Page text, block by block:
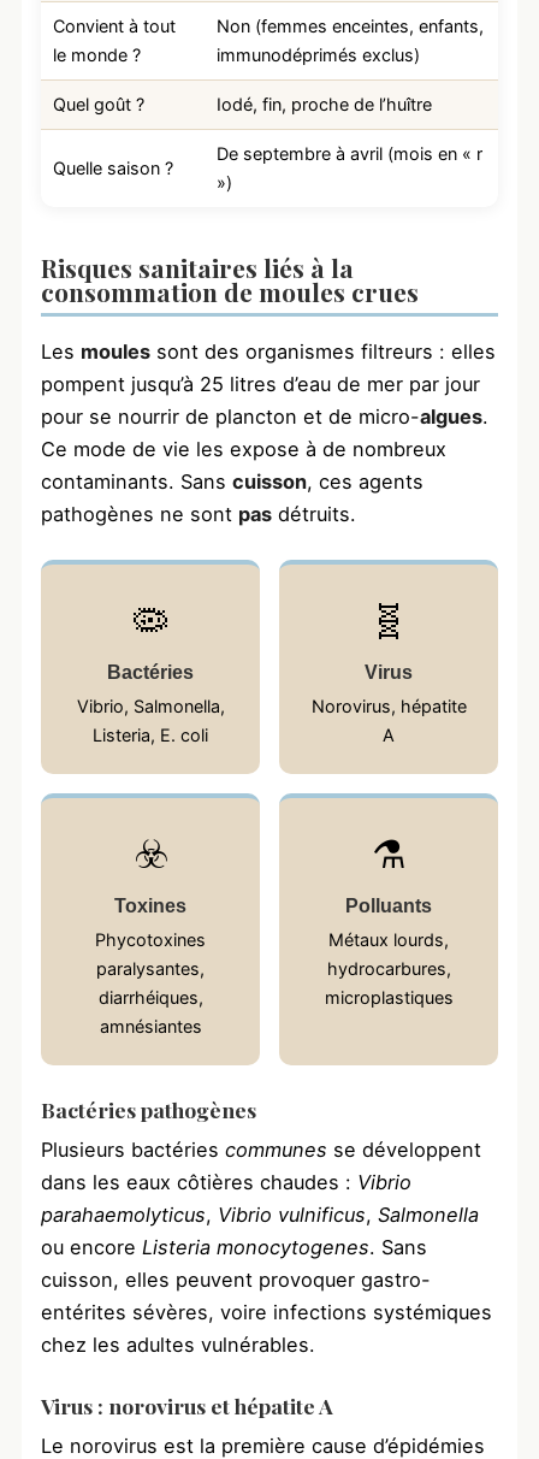
Convient à tout
le monde ?
Non (femmes enceintes, enfants,
immunodéprimés exclus)
Quel goût ? Iodé, fin, proche de l’huître
Quelle saison ?
De septembre à avril (mois en « r
»)
Risques sanitaires liés à la
consommation de moules crues
Les moules sont des organismes filtreurs : elles
pompent jusqu’à 25 litres d’eau de mer par jour
pour se nourrir de plancton et de micro-algues.
Ce mode de vie les expose à de nombreux
contaminants. Sans cuisson, ces agents
pathogènes ne sont pas détruits.
🦠
Bactéries
Vibrio, Salmonella,
Listeria, E. coli
🧬
Virus
Norovirus, hépatite
A
☣️
Toxines
Phycotoxines
paralysantes,
diarrhéiques,
amnésiantes
⚗️
Polluants
Métaux lourds,
hydrocarbures,
microplastiques
Bactéries pathogènes
Plusieurs bactéries communes se développent
dans les eaux côtières chaudes : Vibrio
parahaemolyticus, Vibrio vulnificus, Salmonella
ou encore Listeria monocytogenes. Sans
cuisson, elles peuvent provoquer gastro-
entérites sévères, voire infections systémiques
chez les adultes vulnérables.
Virus : norovirus et hépatite A
Le norovirus est la première cause d’épidémies